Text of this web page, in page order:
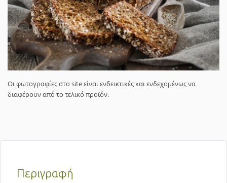
Οι φωτογραφίες στο site είναι ενδεικτικές και ενδεχομένως να
διαφέρουν από το τελικό προϊόν.
Περιγραφή